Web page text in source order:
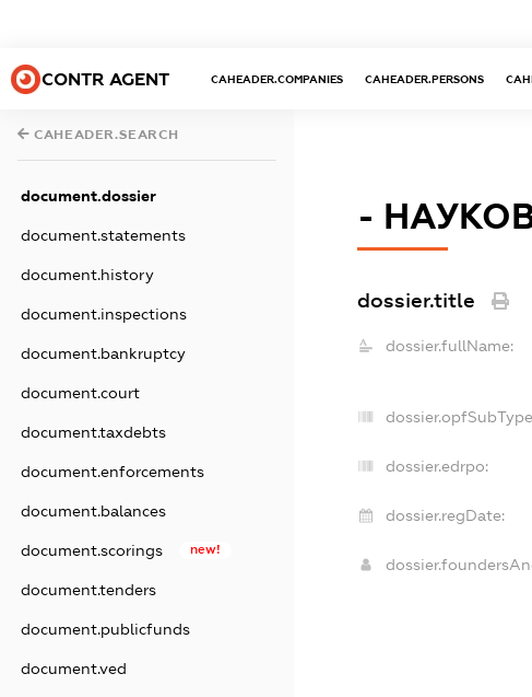
CONTR AGENT CAHEADER.COMPANIES CAHEADER.PERSONS
CAHEADER.SEARCH
document.dossier
document.statements
document.history
document.inspections
document.bankruptcy
document.court
document.taxdebts
document.enforcements
document.balances
document.scorings new!
document.tenders
document.publicfunds
document.ved
-
dossier.title
dossier.fullName:
dossier.edrpo:
dossier.regDate: